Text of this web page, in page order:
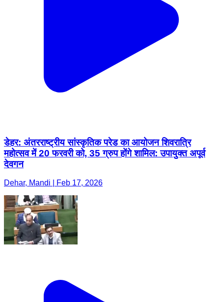
डेहर: अंतरराष्ट्रीय सांस्कृतिक परेड का आयोजन शिवरात्रि
महोत्सव में 20 फरवरी को, 35 ग्रुप होंगे शामिल: उपायुक्त अपूर्व
देवगन
Dehar, Mandi | Feb 17, 2026